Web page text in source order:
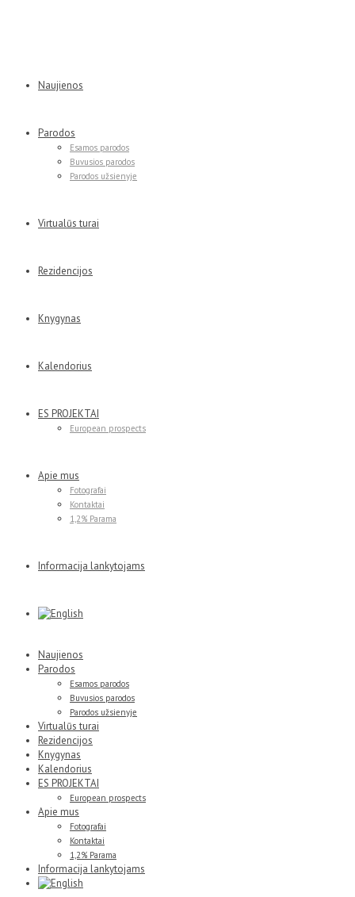
Naujienos
Parodos
Esamos parodos
Buvusios parodos
Parodos užsienyje
Virtualūs turai
Rezidencijos
Knygynas
Kalendorius
ES PROJEKTAI
European prospects
Apie mus
Fotografai
Kontaktai
1,2% Parama
Informacija lankytojams
Naujienos
Parodos
Esamos parodos
Buvusios parodos
Parodos užsienyje
Virtualūs turai
Rezidencijos
Knygynas
Kalendorius
ES PROJEKTAI
European prospects
Apie mus
Fotografai
Kontaktai
1,2% Parama
Informacija lankytojams